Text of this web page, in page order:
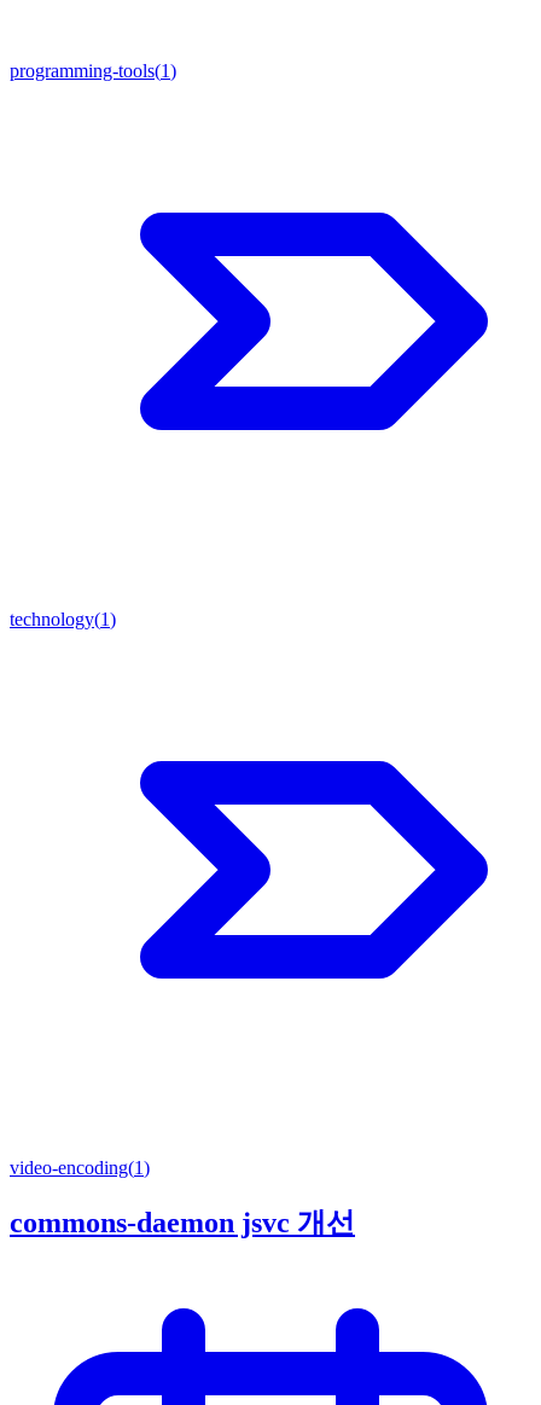
programming-tools(1)
technology(1)
video-encoding(1)
commons-daemon jsvc 개선